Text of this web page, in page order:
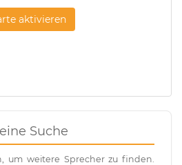
aktivieren
Suche
um weitere Sprecher zu finden.